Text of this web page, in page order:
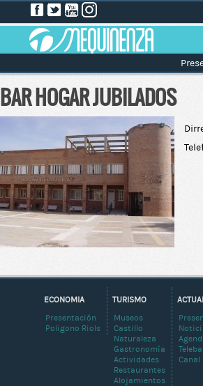
BAR HOGAR JUBILADOS
Canal
TURISMO
Museos
Castillo
Naturaleza
Gastronomía
Actividades
Restaurantes
Alojamientos
ECONOMIA
Presentación
Poligono Riols